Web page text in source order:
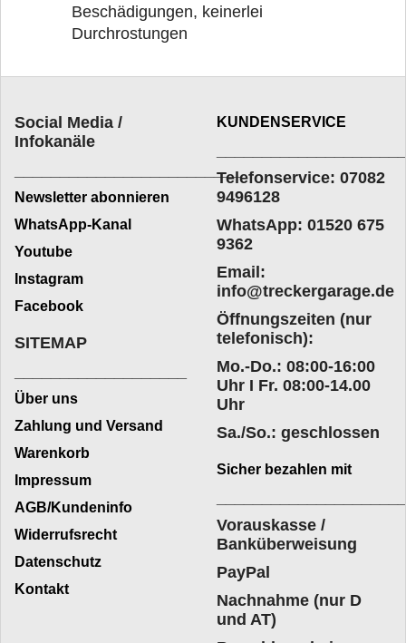
Beschädigungen, keinerlei
Durchrostungen
Social Media /
Infokanäle
_________________________
Newsletter abonnieren
WhatsApp-Kanal
Youtube
Instagram
Facebook
KUNDENSERVICE
Telefonservice: 07082
9496128
WhatsApp: 01520 675
9362
Email:
info@treckergarage.de
Öffnungszeiten (nur
telefonisch):
Mo.-Do.: 08:00-16:00
Uhr I Fr. 08:00-14.00
Uhr
Sa./So.: geschlossen
SITEMAP
Über uns
Zahlung und Versand
Warenkorb
Impressum
AGB/Kundeninfo
Widerrufsrecht
Datenschutz
Kontakt
Sicher bezahlen mit
Vorauskasse /
Banküberweisung
PayPal
Nachnahme (nur D
und AT)